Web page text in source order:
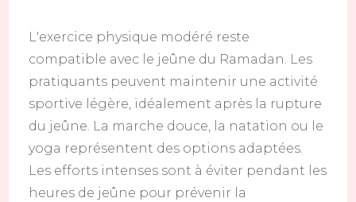
L'exercice physique modéré reste
compatible avec le jeûne du Ramadan. Les
pratiquants peuvent maintenir une activité
sportive légère, idéalement après la rupture
du jeûne. La marche douce, la natation ou le
yoga représentent des options adaptées.
Les efforts intenses sont à éviter pendant les
heures de jeûne pour prévenir la